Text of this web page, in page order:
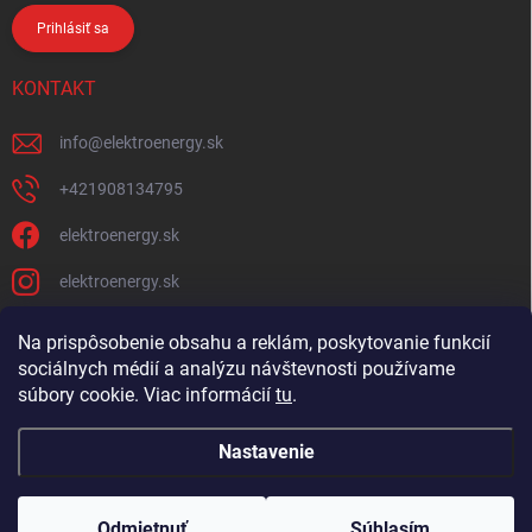
Na prispôsobenie obsahu a reklám, poskytovanie funkcií
sociálnych médií a analýzu návštevnosti používame
súbory cookie. Viac informácií tu.
Nastavenie
Prihlásiť sa
KONTAKT
info@elektroenergy.sk
+421908134795
elektroenergy.sk
elektroenergy.sk
Podmienky ochrany osobných údajov
Kontakty
Obchodné podmienky
Copyright 2026Elektroenergy. Všetky práva vyhradené.Upraviť nastavenie